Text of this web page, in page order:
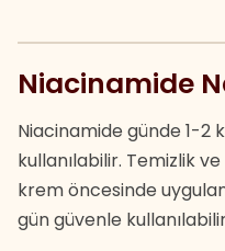
Niacinamide
Niacinamide günde 1-2
kullanılabilir. Temizlik
krem öncesinde
gün güvenle